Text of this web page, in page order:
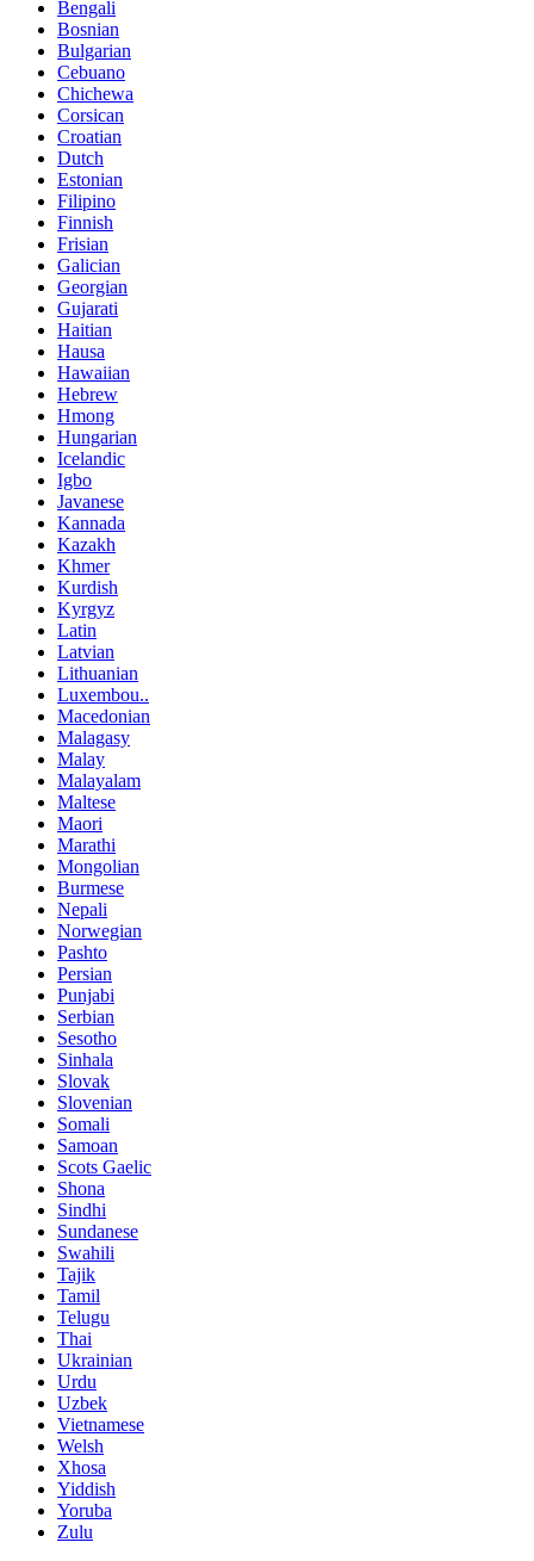
Bengali
Bosnian
Bulgarian
Cebuano
Chichewa
Corsican
Croatian
Dutch
Estonian
Filipino
Finnish
Frisian
Galician
Georgian
Gujarati
Haitian
Hausa
Hawaiian
Hebrew
Hmong
Hungarian
Icelandic
Igbo
Javanese
Kannada
Kazakh
Khmer
Kurdish
Kyrgyz
Latin
Latvian
Lithuanian
Luxembou..
Macedonian
Malagasy
Malay
Malayalam
Maltese
Maori
Marathi
Mongolian
Burmese
Nepali
Norwegian
Pashto
Persian
Punjabi
Serbian
Sesotho
Sinhala
Slovak
Slovenian
Somali
Samoan
Scots Gaelic
Shona
Sindhi
Sundanese
Swahili
Tajik
Tamil
Telugu
Thai
Ukrainian
Urdu
Uzbek
Vietnamese
Welsh
Xhosa
Yiddish
Yoruba
Zulu